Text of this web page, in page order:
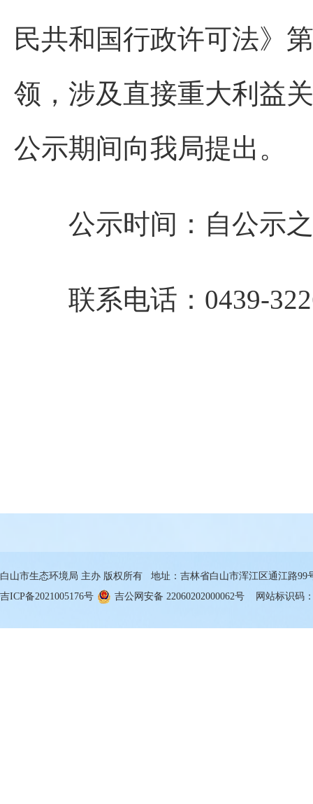
民共和国行政许可法》
领，涉及直接重大利益
公示期间向我局提出。
公示时间：自公示之
联系电话：0439-
白山市生态环境局 主办 版权所有 地址：吉林省白山市浑江区通江路99
吉ICP备2021005176号
吉公网安备 22060202000062号 网站标识码